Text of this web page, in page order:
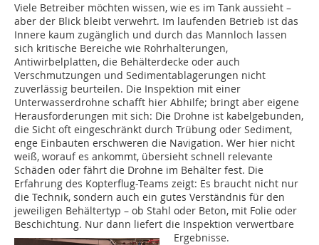
Viele Betreiber möchten wissen, wie es im Tank aussieht –
aber der Blick bleibt verwehrt. Im laufenden Betrieb ist das
Innere kaum zugänglich und durch das Mannloch lassen
sich kritische Bereiche wie Rohrhalterungen,
Antiwirbelplatten, die Behälterdecke oder auch
Verschmutzungen und Sedimentablagerungen nicht
zuverlässig beurteilen. Die Inspektion mit einer
Unterwasserdrohne schafft hier Abhilfe; bringt aber eigene
Herausforderungen mit sich: Die Drohne ist kabelgebunden,
die Sicht oft eingeschränkt durch Trübung oder Sediment,
enge Einbauten erschweren die Navigation. Wer hier nicht
weiß, worauf es ankommt, übersieht schnell relevante
Schäden oder fährt die Drohne im Behälter fest. Die
Erfahrung des Kopterflug-Teams zeigt: Es braucht nicht nur
die Technik, sondern auch ein gutes Verständnis für den
jeweiligen Behältertyp – ob Stahl oder Beton, mit Folie oder
Beschichtung. Nur dann liefert die Inspektion verwertbare
Ergebnisse.